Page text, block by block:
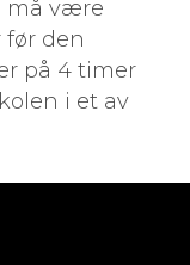
må være
den
på 4 timer
i et av